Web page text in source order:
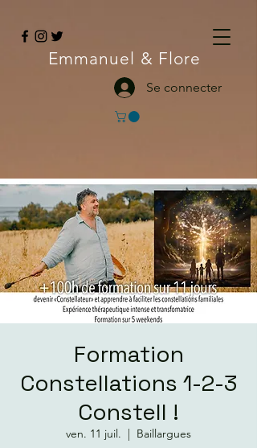
Emmanuel & Flore
Se connecter
Formation
Constellations 1-2-3
Constell !
ven. 11 juil.
  |
Baillargues